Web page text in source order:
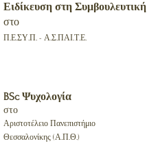
Ειδίκευση στη Συμβουλευτική
στο
Π.Ε.ΣΥ.Π. - Α.Σ.ΠΑΙ.Τ.Ε.
BSc Ψυχολογία
στο
Αριστοτέλειο Πανεπιστήμιο
Θεσσαλονίκης (Α.Π.Θ.)